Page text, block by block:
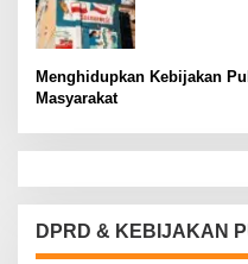
Menghidupkan Kebijakan
Masyarakat
DPRD & KEBIJAKAN